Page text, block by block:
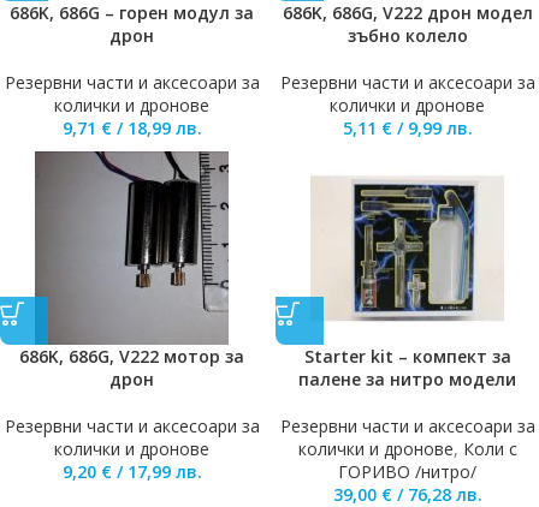
686K, 686G – горен модул за
дрон
Резервни части и аксесоари за
колички и дронове
9,71 € / 18,99 лв.
686K, 686G, V222 дрон модел
зъбно колело
Резервни части и аксесоари за
колички и дронове
5,11 € / 9,99 лв.
686K, 686G, V222 мотор за
дрон
Резервни части и аксесоари за
колички и дронове
9,20 € / 17,99 лв.
Starter kit – компект за
палене за нитро модели
Резервни части и аксесоари за
колички и дронове, Коли с
ГОРИВО /нитро/
39,00 € / 76,28 лв.